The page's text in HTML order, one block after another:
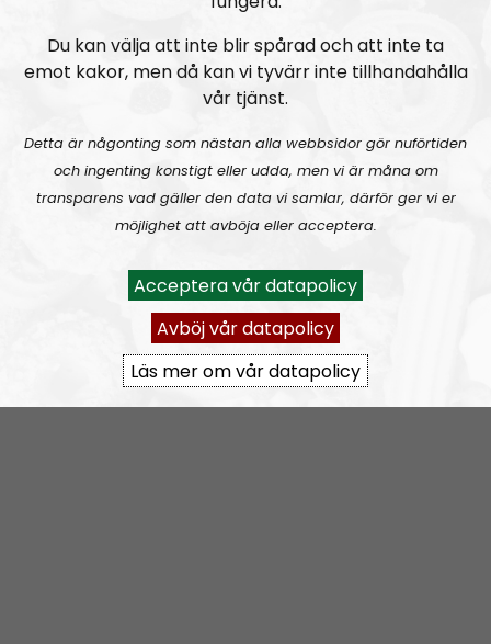
the political direction of the Nordic Resistance
Movement but the individual opinions expressed by
the hosts and guests are their own.
Permanent hosts:Andreas JohanssonandAlan.
Prenumerera på Nordic Frontier med RSS
rss&show=nordic-frontier
NORDIC FRONTIER #284:Zach of Logos Revealed
Du kan välja att inte blir spårad och att inte ta
emot kakor, men då kan vi tyvärr inte tillhandahålla
vår tjänst.
Detta är någonting som nästan alla webbsidor gör nuförtiden
och ingenting konstigt eller udda, men vi är måna om
transparens vad gäller den data vi samlar, därför ger vi er
möjlighet att avböja eller acceptera.
Acceptera vår datapolicy
Avböj vår datapolicy
Läs mer om vår datapolicy